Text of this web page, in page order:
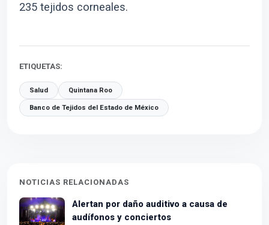
235 tejidos corneales.
ETIQUETAS:
Salud Quintana Roo
Banco de Tejidos del Estado de México
NOTICIAS RELACIONADAS
Alertan por daño auditivo a causa de
audífonos y conciertos